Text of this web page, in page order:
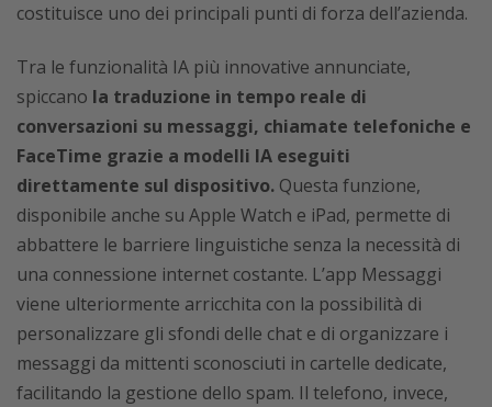
costituisce uno dei principali punti di forza dell’azienda.
Tra le funzionalità IA più innovative annunciate,
spiccano la traduzione in tempo reale di
conversazioni su messaggi, chiamate telefoniche e
FaceTime grazie a modelli IA eseguiti
direttamente sul dispositivo. Questa funzione,
disponibile anche su Apple Watch e iPad, permette di
abbattere le barriere linguistiche senza la necessità di
una connessione internet costante. L’app Messaggi
viene ulteriormente arricchita con la possibilità di
personalizzare gli sfondi delle chat e di organizzare i
messaggi da mittenti sconosciuti in cartelle dedicate,
facilitando la gestione dello spam. Il telefono, invece,